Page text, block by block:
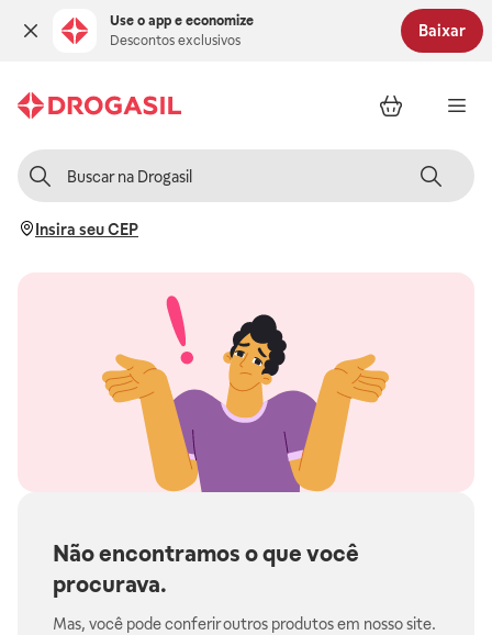
Use o app e economize
Descontos exclusivos
Baixar
Insira seu CEP
Não encontramos o que você
procurava.
Mas, você pode conferir outros produtos em nosso site.